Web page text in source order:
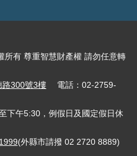
所有 尊重智慧財產權 請勿任意轉
路300號3樓 電話：02-2759-
下午5:30，例假日及國定假日休
1999(外縣市請撥 02 2720 8889)